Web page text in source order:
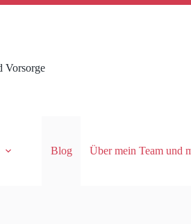
Vorsorge
Blog Über mein Team und